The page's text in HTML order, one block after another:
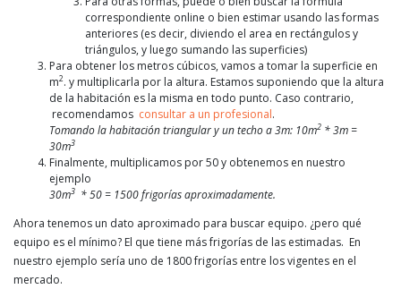
correspondiente online o bien estimar usando las formas
anteriores (es decir, diviendo el area en rectángulos y
triángulos, y luego sumando las superficies)
Para obtener los metros cúbicos, vamos a tomar la superficie en
m2. y multiplicarla por la altura. Estamos suponiendo que la altura
de la habitación es la misma en todo punto. Caso contrario,
recomendamos consultar a un profesional.
Tomando la habitación triangular y un techo a 3m: 10m2 * 3m =
30m3
Finalmente, multiplicamos por 50 y obtenemos en nuestro
ejemplo
30m3 * 50 = 1500 frigorías aproximadamente.
Ahora tenemos un dato aproximado para buscar equipo. ¿pero qué
equipo es el mínimo? El que tiene más frigorías de las estimadas. En
nuestro ejemplo sería uno de 1800 frigorías entre los vigentes en el
mercado.